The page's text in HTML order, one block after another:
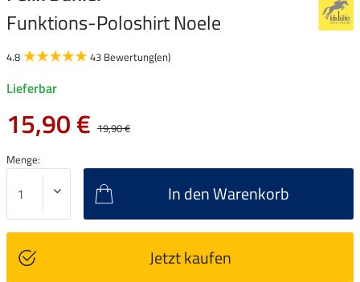
Funktions-Poloshirt Noele
4.8 43 Bewertung(en)
Lieferbar
15,90 € 19,90 €
Menge:
In den Warenkorb
Jetzt kaufen